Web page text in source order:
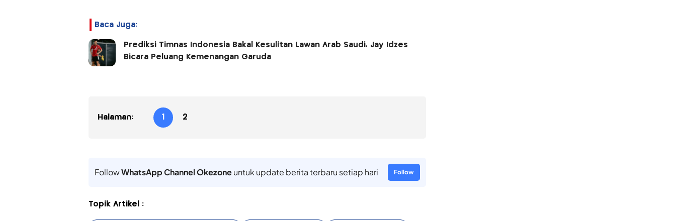
Baca Juga:
Prediksi Timnas Indonesia Bakal Kesulitan Lawan Arab Saudi, Jay Idzes
Bicara Peluang Kemenangan Garuda
Halaman: 1 2
FollowWhatsApp Channel Okezoneuntuk update berita terbaru setiap hari Follow
Topik Artikel :